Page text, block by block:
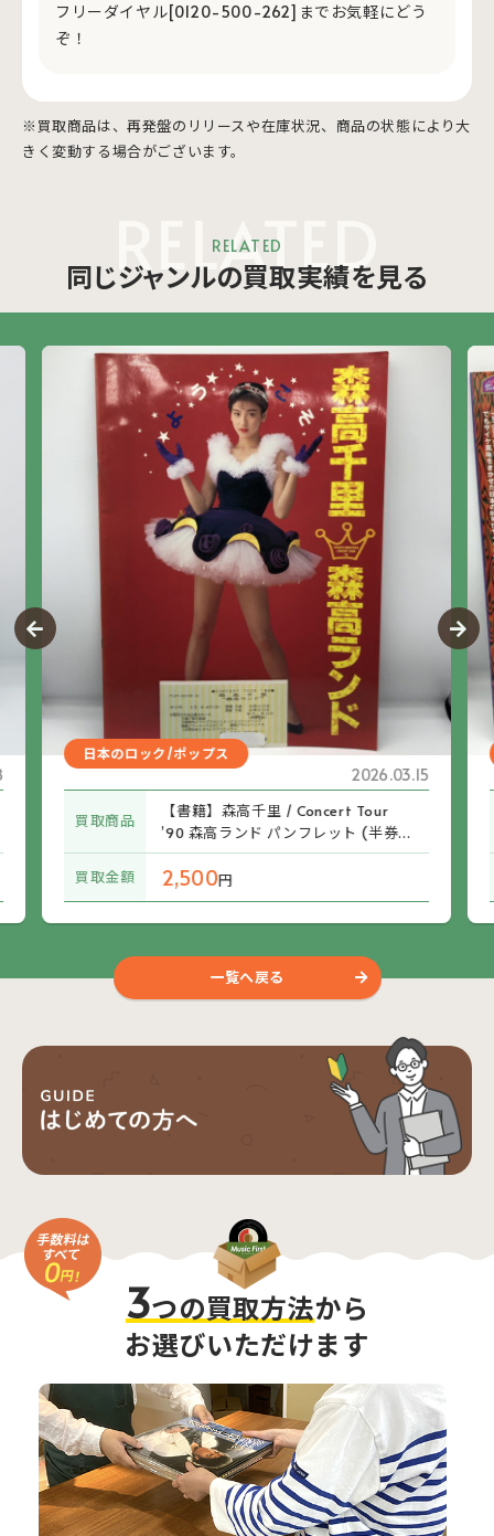
フリーダイヤル[0120-500-262]までお気軽にどう
ぞ！
※買取商品は、再発盤のリリースや在庫状況、商品の状態により大
きく変動する場合がございます。
RELATED
RELATED
同じジャンルの買取実績を見る
日本のロック/ポップス
2026.03.15
買取商品
【書籍】森高千里 / Concert Tour
’90 森高ランド パンフレット (半券付
き)
買取金額
2,500円
一覧へ戻る
3つの買取方法から
お選びいただけます